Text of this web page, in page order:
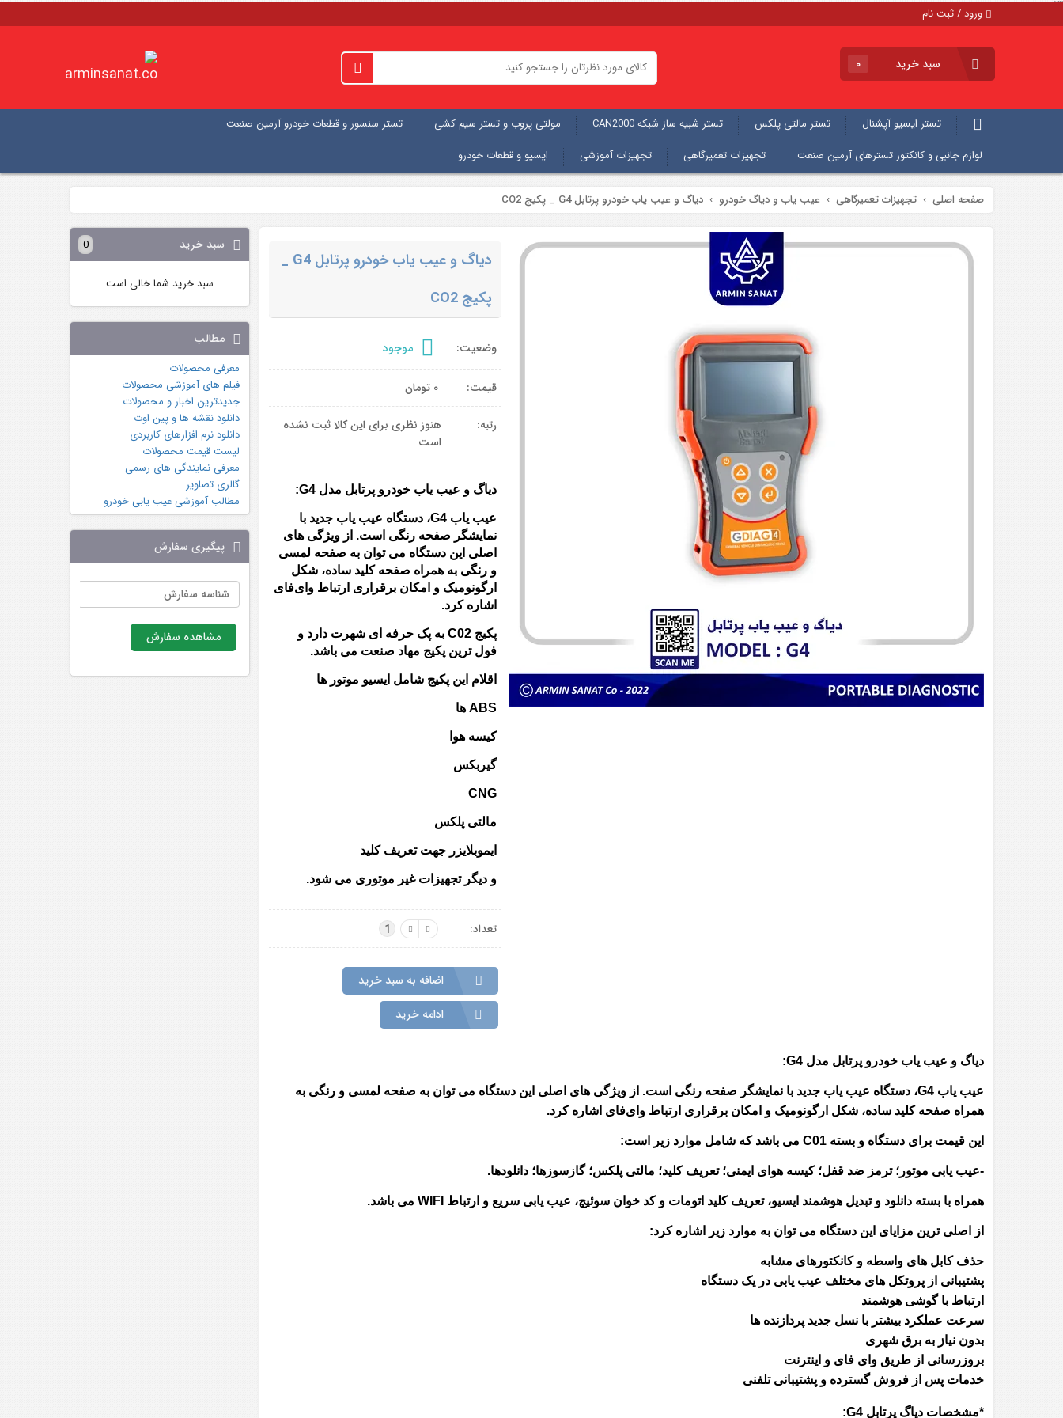
دیاگ و عیب یاب پرتابل خودرو مدل G4
ورود / ثبت نام
سبد خرید ۰
تستر ایسیو آپشنال تستر مالتی پلکس تستر شبیه ساز شبکه CAN2000 مولتی پروب و تستر سیم کشی
تستر سنسور و قطعات خودرو آرمین صنعت
لوازم جانبی و کانکتور تسترهای آرمین صنعت
تجهیزات تعمیرگاهی تجهیزات آموزشی ایسیو و قطعات خودرو
صفحه اصلی تجهیزات تعمیرگاهی عیب یاب و دیاگ خودرو دیاگ و عیب یاب خودرو پرتابل G4 _ پکیج CO2
سبد خرید 0
سبد خرید شما خالی است
مطالب
معرفی محصولات
فیلم های آموزشی محصولات
جدیدترین اخبار و محصولات
دانلود نقشه ها و پین اوت
دانلود نرم افزارهای کاربردی
لیست قیمت محصولات
معرفی نمایندگی های رسمی
گالری تصاویر
مطالب آموزشی عیب یابی خودرو
پیگیری سفارش
مشاهده سفارش
دیاگ و عیب یاب خودرو پرتابل G4 _
پکیج CO2
وضعیت: موجود
قیمت: ۰ تومان
رتبه:
هنوز نظری برای این کالا ثبت نشده
است
دیاگ و عیب یاب خودرو پرتابل مدل G4:
عیب یاب G4، دستگاه عیب یاب جدید با
نمایشگر صفحه رنگی است. از ویژگی های
اصلی این دستگاه می توان به صفحه لمسی
و رنگی به همراه صفحه کلید ساده، شکل
ارگونومیک و امکان برقراری ارتباط وای‌فای
اشاره کرد.
پکیج C02 به پک حرفه ای شهرت دارد و
فول ترین پکیج مهاد صنعت می باشد.
اقلام این پکیج شامل ایسیو موتور ها
ABS ها
کیسه هوا
گیربکس
CNG
مالتی پلکس
ایموبلایزر جهت تعریف کلید
و دیگر تجهیزات غیر موتوری می شود.
تعداد: 1
اضافه به سبد خرید
ادامه خرید
دیاگ و عیب یاب خودرو پرتابل مدل G4:
عیب یاب G4، دستگاه عیب یاب جدید با نمایشگر صفحه رنگی است. از ویژگی های اصلی این دستگاه می توان به صفحه لمسی و رنگی به
همراه صفحه کلید ساده، شکل ارگونومیک و امکان برقراری ارتباط وای‌فای اشاره کرد.
این قیمت برای دستگاه و بسته C01 می باشد که شامل موارد زیر است:
-عیب یابی موتور؛ ترمز ضد قفل؛ کیسه هوای ایمنی؛ تعریف کلید؛ مالتی پلکس؛ گازسوزها؛ دانلودها.
همراه با بسته دانلود و تبدیل هوشمند ایسیو، تعریف کلید اتومات و کد خوان سوئیچ، عیب یابی سریع و ارتباط WIFI می باشد.
از اصلی ترین مزایای این دستگاه می توان به موارد زیر اشاره کرد:
حذف کابل های واسطه و کانکتورهای مشابه
پشتیبانی از پروتکل های مختلف عیب یابی در یک دستگاه
ارتباط با گوشی هوشمند
سرعت عملکرد بیشتر با نسل جدید پردازنده ها
بدون نیاز به برق شهری
بروزرسانی از طریق وای فای و اینترنت
خدمات پس از فروش گسترده و پشتیبانی تلفنی
*مشخصات دیاگ پرتابل G4: